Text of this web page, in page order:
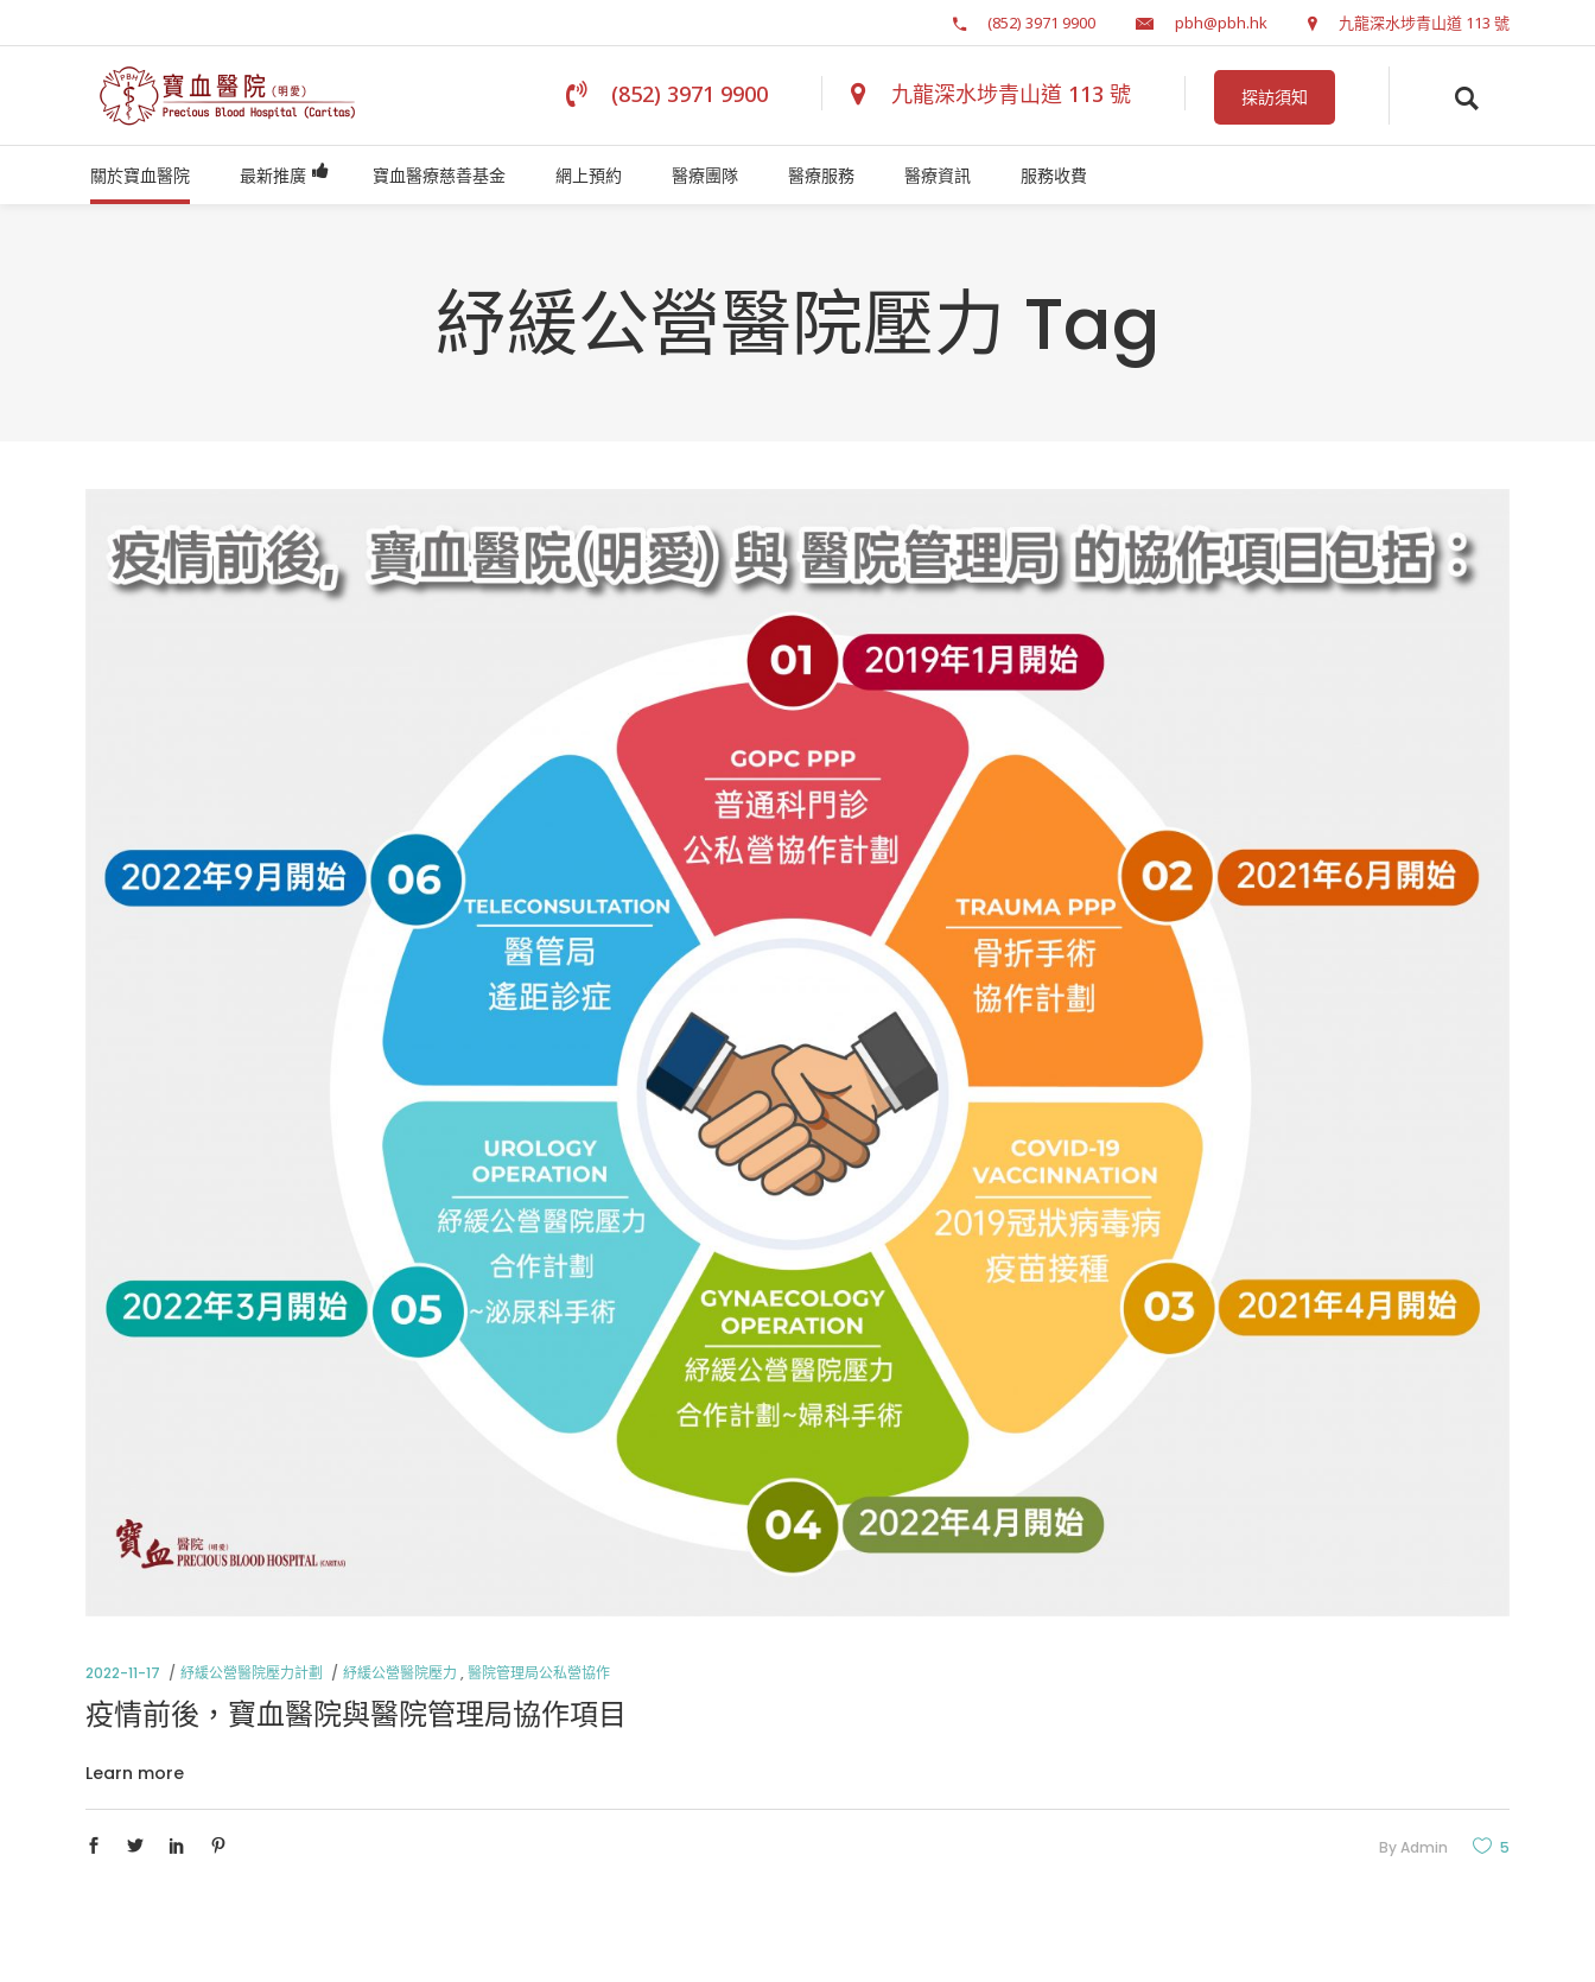
(852) 3971 9900 pbh@pbh.hk 九龍深水埗青山道 113 號
(852) 3971 9900 九龍深水埗青山道 113 號 探訪須知
關於寶血醫院 最新推廣 寶血醫療慈善基金 網上預約 醫療團隊 醫療服務 醫療資訊 服務收費
紓緩公營醫院壓力 Tag
2022-11-17 紓緩公營醫院壓力計劃 紓緩公營醫院壓力 ,醫院管理局公私營協作
疫情前後，寶血醫院與醫院管理局協作項目
Learn more
ByAdmin 5